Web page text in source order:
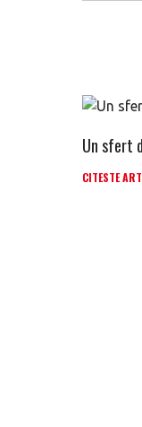
Un sfert
CITESTE